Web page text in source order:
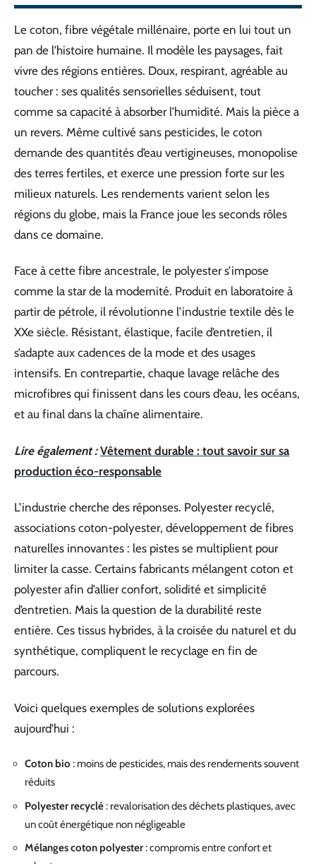
Le coton, fibre végétale millénaire, porte en lui tout un
pan de l’histoire humaine. Il modèle les paysages, fait
vivre des régions entières. Doux, respirant, agréable au
toucher : ses qualités sensorielles séduisent, tout
comme sa capacité à absorber l’humidité. Mais la pièce a
un revers. Même cultivé sans pesticides, le coton
demande des quantités d’eau vertigineuses, monopolise
des terres fertiles, et exerce une pression forte sur les
milieux naturels. Les rendements varient selon les
régions du globe, mais la France joue les seconds rôles
dans ce domaine.
Face à cette fibre ancestrale, le polyester s’impose
comme la star de la modernité. Produit en laboratoire à
partir de pétrole, il révolutionne l’industrie textile dès le
XXe siècle. Résistant, élastique, facile d’entretien, il
s’adapte aux cadences de la mode et des usages
intensifs. En contrepartie, chaque lavage relâche des
microfibres qui finissent dans les cours d’eau, les océans,
et au final dans la chaîne alimentaire.
Lire également : Vêtement durable : tout savoir sur sa
production éco-responsable
L’industrie cherche des réponses. Polyester recyclé,
associations coton-polyester, développement de fibres
naturelles innovantes : les pistes se multiplient pour
limiter la casse. Certains fabricants mélangent coton et
polyester afin d’allier confort, solidité et simplicité
d’entretien. Mais la question de la durabilité reste
entière. Ces tissus hybrides, à la croisée du naturel et du
synthétique, compliquent le recyclage en fin de
parcours.
Voici quelques exemples de solutions explorées
aujourd’hui :
Coton bio : moins de pesticides, mais des rendements souvent
réduits
Polyester recyclé: revalorisation des déchets plastiques, avec
un coût énergétique non négligeable
Mélanges coton polyester: compromis entre confort et